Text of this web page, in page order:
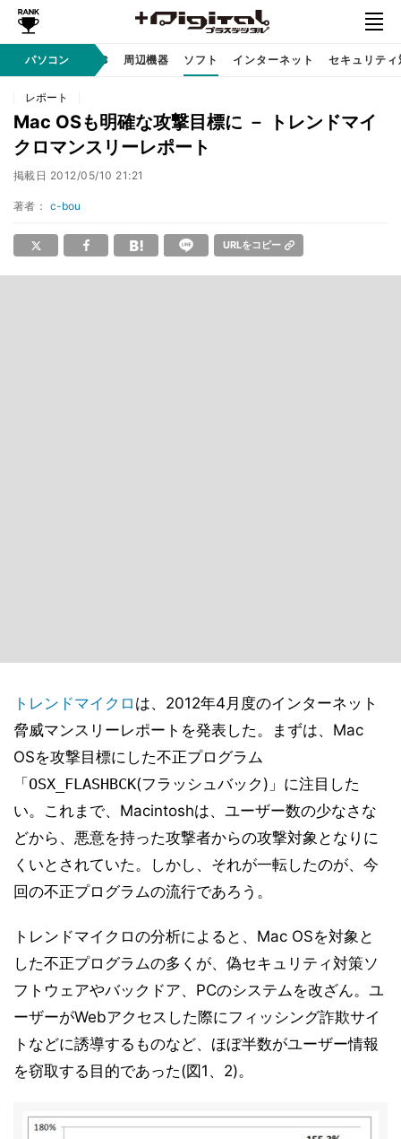
パソコン
クノロジ AI PC 周辺機器 ソフト インターネット セキュリティ
レポート
Mac OSも明確な攻撃目標に － トレンドマイ
クロマンスリーレポート
掲載日 2012/05/10 21:21
著者： c-bou
URLをコピー
トレンドマイクロ は、2012年4月度のインターネット
脅威マンスリーレポートを発表した。まずは、Mac
OSを攻撃目標にした不正プログラム
「 OSX_FLASHBCK(フラッシュバック)」に注目した
い。これまで、Macintoshは、ユーザー数の少なさな
どから、悪意を持った攻撃者からの攻撃対象となりに
くいとされていた。しかし、それが一転したのが、今
回の不正プログラムの流行であろう。
トレンドマイクロの分析によると、Mac OSを対象と
した不正プログラムの多くが、偽セキュリティ対策ソ
フトウェアやバックドア、PCのシステムを改ざん。ユ
ーザーがWebアクセスした際にフィッシング詐欺サイ
トなどに誘導するものなど、ほぼ半数がユーザー情報
を窃取する目的であった(図1、2)。